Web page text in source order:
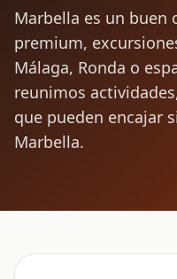
Marbella es un buen
premium,
Málaga, Ronda o
reunimos
que pueden encajar
Marbella.